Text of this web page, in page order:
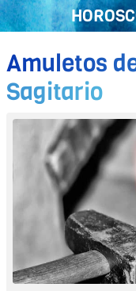
Amuletos
Sagitario